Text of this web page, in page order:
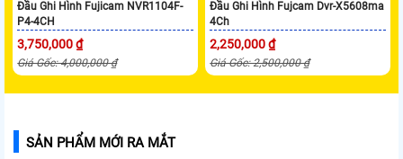
Đầu Ghi Hình Fujicam NVR1104F-
P4-4CH
3,750,000 ₫
Giá Gốc: 4,000,000 ₫
Đầu Ghi Hình Fujcam Dvr-X5608ma
4Ch
2,250,000 ₫
Giá Gốc: 2,500,000 ₫
SẢN PHẨM MỚI RA MẮT